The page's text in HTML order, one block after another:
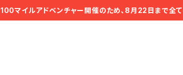
100マイルアドベンチャー開催のため、8月22日まで全て